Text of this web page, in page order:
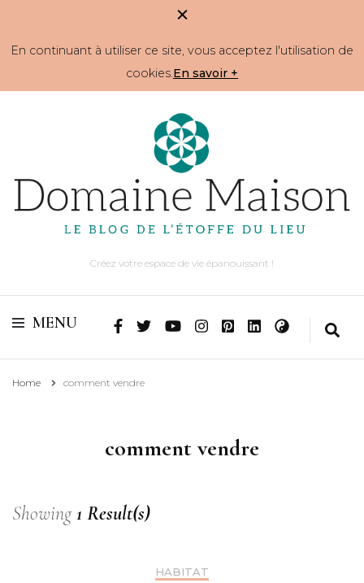
En continuant à utiliser ce site, vous acceptez l'utilisation de
cookies.En savoir +
Créez votre espace de vie épanouissant !
MENU
Home comment vendre
comment vendre
Showing1 Result(s)
HABITAT